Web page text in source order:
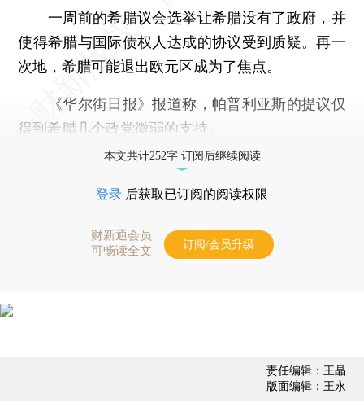
一周前的希腊议会选举让希腊没有了政府，并
使得希腊与国际债权人达成的协议受到质疑。再一
次地，希腊可能退出欧元区成为了焦点。
《华尔街日报》报道称，帕普利亚斯的提议仅
得到希腊几个政党微弱的支持。
本文共计252字 订阅后继续阅读
登录 后获取已订阅的阅读权限
财新通会员
可畅读全文
订阅/会员升级
责任编辑：王晶
版面编辑：王永